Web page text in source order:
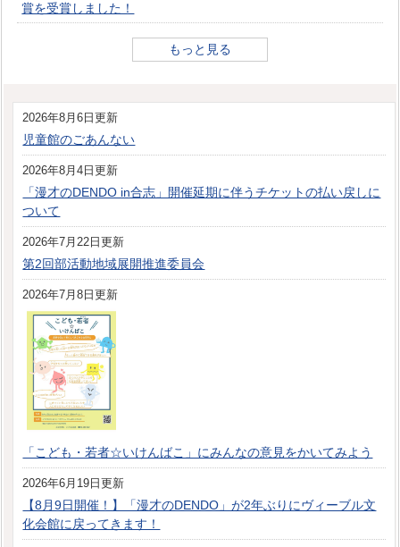
賞を受賞しました！
もっと見る
2026年8月6日更新
児童館のごあんない
2026年8月4日更新
「漫才のDENDO in合志」開催延期に伴うチケットの払い戻しに
ついて
2026年7月22日更新
第2回部活動地域展開推進委員会
2026年7月8日更新
「こども・若者☆いけんばこ」にみんなの意見をかいてみよう
2026年6月19日更新
【8月9日開催！】「漫才のDENDO」が2年ぶりにヴィーブル文
化会館に戻ってきます！